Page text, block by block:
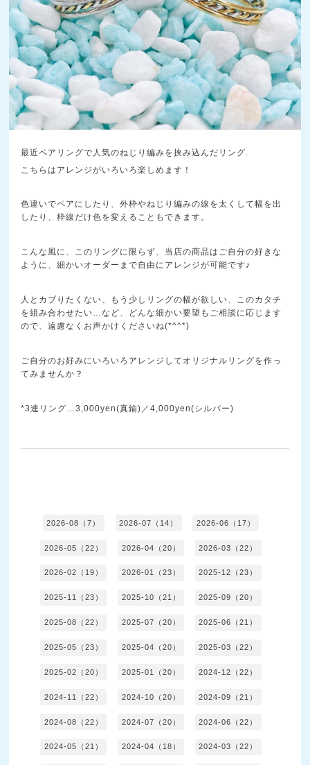
最近ペアリングで人気のねじり編みを挟み込んだリング.
こちらはアレンジがいろいろ楽しめます！
色違いでペアにしたり、外枠やねじり編みの線を太くして幅を出
したり、枠線だけ色を変えることもできます。
こんな風に、このリングに限らず、当店の商品はご自分の好きな
ように、細かいオーダーまで自由にアレンジが可能です♪
人とカブりたくない、もう少しリングの幅が欲しい、このカタチ
を組み合わせたい…など、どんな細かい要望もご相談に応じます
ので、遠慮なくお声かけくださいね(*^^*)
ご自分のお好みにいろいろアレンジしてオリジナルリングを作っ
てみませんか？
*3連リング…3,000yen(真鍮)／4,000yen(シルバー)
2026-08（7） 2026-07（14） 2026-06（17）
2026-05（22） 2026-04（20） 2026-03（22）
2026-02（19） 2026-01（23） 2025-12（23）
2025-11（23） 2025-10（21） 2025-09（20）
2025-08（22） 2025-07（20） 2025-06（21）
2025-05（23） 2025-04（20） 2025-03（22）
2025-02（20） 2025-01（20） 2024-12（22）
2024-11（22） 2024-10（20） 2024-09（21）
2024-08（22） 2024-07（20） 2024-06（22）
2024-05（21） 2024-04（18） 2024-03（22）